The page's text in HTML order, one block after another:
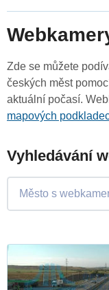
Zde se můžete
českých měst
aktuální počasí.
mapových
Vyhledávání